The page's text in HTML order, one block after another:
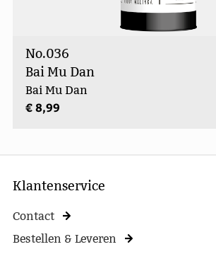
No.036
Bai Mu Dan
Bai Mu Dan
€ 8,99
Klantenservice
Contact
Bestellen & Leveren